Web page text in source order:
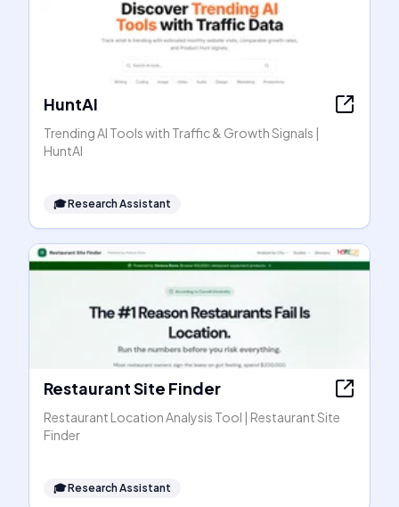
HuntAI
Trending AI Tools with Traffic & Growth Signals |
HuntAI
🎓Research Assistant
Restaurant Site Finder
Restaurant Location Analysis Tool | Restaurant Site
Finder
🎓Research Assistant